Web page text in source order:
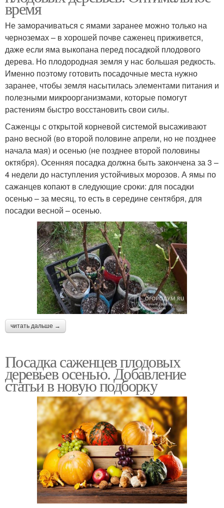
время
Не заморачиваться с ямами заранее можно только на
черноземах – в хорошей почве саженец приживется,
даже если яма выкопана перед посадкой плодового
дерева. Но плодородная земля у нас большая редкость.
Именно поэтому готовить посадочные места нужно
заранее, чтобы земля насытилась элементами питания и
полезными микроорганизмами, которые помогут
растениям быстро восстановить свои силы.
Саженцы с открытой корневой системой высаживают
рано весной (во второй половине апрели, но не позднее
начала мая) и осенью (не позднее второй половины
октября). Осенняя посадка должна быть закончена за 3 –
4 недели до наступления устойчивых морозов. А ямы по
сажанцев копают в следующие сроки: для посадки
осенью – за месяц, то есть в середине сентября, для
посадки весной – осенью.
читать дальше →
Посадка саженцев плодовых
деревьев осенью. Добавление
статьи в новую подборку